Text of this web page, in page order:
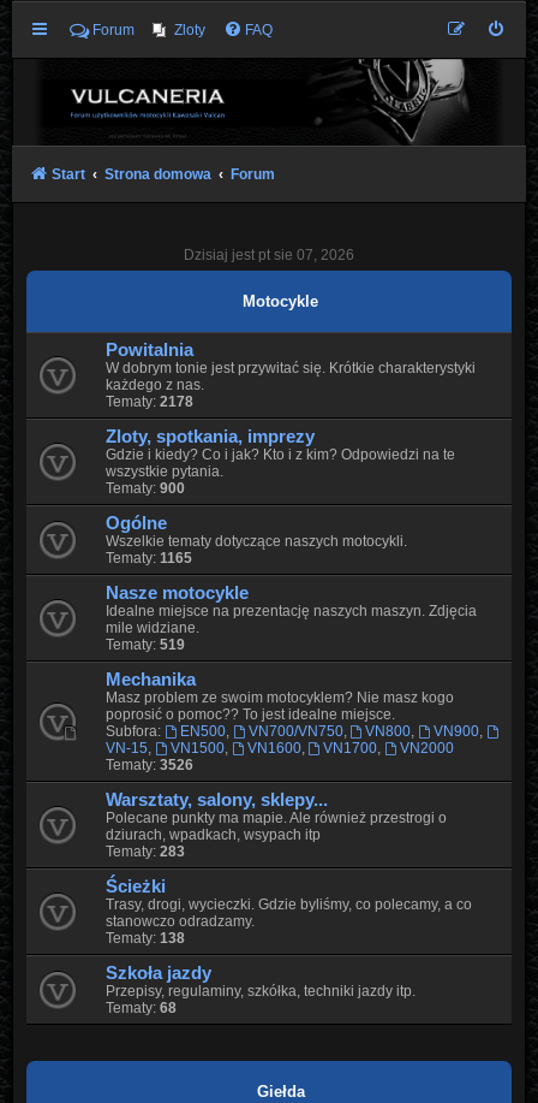
Forum Zloty FAQ
Start Strona domowa Forum
Dzisiaj jest pt sie 07, 2026
Motocykle
Powitalnia
W dobrym tonie jest przywitać się. Krótkie charakterystyki
każdego z nas.
Tematy: 2178
Zloty, spotkania, imprezy
Gdzie i kiedy? Co i jak? Kto i z kim? Odpowiedzi na te
wszystkie pytania.
Tematy: 900
Ogólne
Wszelkie tematy dotyczące naszych motocykli.
Tematy: 1165
Nasze motocykle
Idealne miejsce na prezentację naszych maszyn. Zdjęcia
mile widziane.
Tematy: 519
Mechanika
Masz problem ze swoim motocyklem? Nie masz kogo
poprosić o pomoc?? To jest idealne miejsce.
Subfora:
EN500, VN700/VN750, VN800, VN900,
VN-15, VN1500, VN1600, VN1700,
VN2000
Tematy: 3526
Warsztaty, salony, sklepy...
Polecane punkty ma mapie. Ale również przestrogi o
dziurach, wpadkach, wsypach itp
Tematy: 283
Ścieżki
Trasy, drogi, wycieczki. Gdzie byliśmy, co polecamy, a co
stanowczo odradzamy.
Tematy: 138
Szkoła jazdy
Przepisy, regulaminy, szkółka, techniki jazdy itp.
Tematy: 68
Giełda